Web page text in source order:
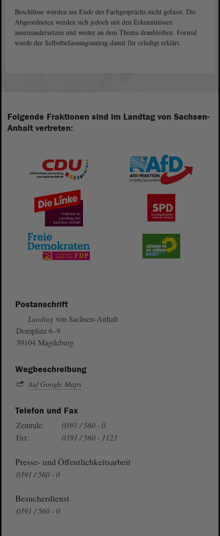
Beschlüsse wurden am Ende des Fachgesprächs nicht gefasst. Die
Abgeordneten werden sich jedoch mit den Erkenntnissen
auseinandersetzen und weiter an dem Thema dranbleiben. Formal
wurde der Selbstbefassungsantrag damit für erledigt erklärt.
Folgende Fraktionen sind im Landtag von Sachsen-
Anhalt vertreten:
Postanschrift
Landtag von Sachsen-Anhalt
Domplatz 6–9
39104 Magdeburg
Wegbeschreibung
Auf Google Maps
Telefon und Fax
Zentrale:
0391 / 560 - 0
Fax:
0391 / 560 - 1123
Presse- und Öffentlichkeitsarbeit
0391 / 560 - 0
Besucherdienst
0391 / 560 - 0